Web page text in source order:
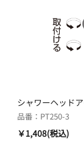
シャワーヘッド
品番：PT250-3
￥1,408(税込)